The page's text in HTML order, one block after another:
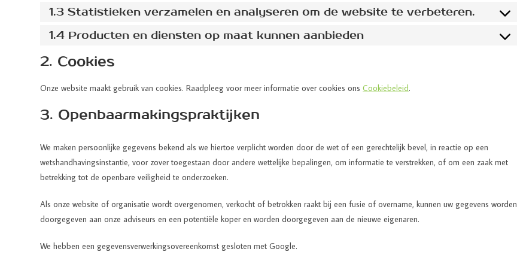
1.3 Statistieken verzamelen en analyseren om de website te verbeteren.
1.4 Producten en diensten op maat kunnen aanbieden
2. Cookies
Onze website maakt gebruik van cookies. Raadpleeg voor meer informatie over cookies onsCookiebeleid.
3. Openbaarmakingspraktijken
We maken persoonlijke gegevens bekend als we hiertoe verplicht worden door de wet of een gerechtelijk bevel, in reactie op een
wetshandhavingsinstantie, voor zover toegestaan door andere wettelijke bepalingen, om informatie te verstrekken, of om een zaak met
betrekking tot de openbare veiligheid te onderzoeken.
Als onze website of organisatie wordt overgenomen, verkocht of betrokken raakt bij een fusie of overname, kunnen uw gegevens worden
doorgegeven aan onze adviseurs en een potentiële koper en worden doorgegeven aan de nieuwe eigenaren.
We hebben een gegevensverwerkingsovereenkomst gesloten met Google.